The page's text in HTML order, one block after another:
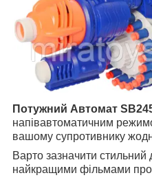
Потужний Автомат
напівавтоматичним
вашому супротивнику
Варто зазначити стильний
найкращими фільмами про